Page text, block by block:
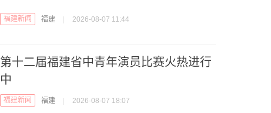
福建新闻 福建 2026-08-07 11:44
第十二届福建省中青年演员比赛火热进行
中
福建新闻 福建 2026-08-07 18:07